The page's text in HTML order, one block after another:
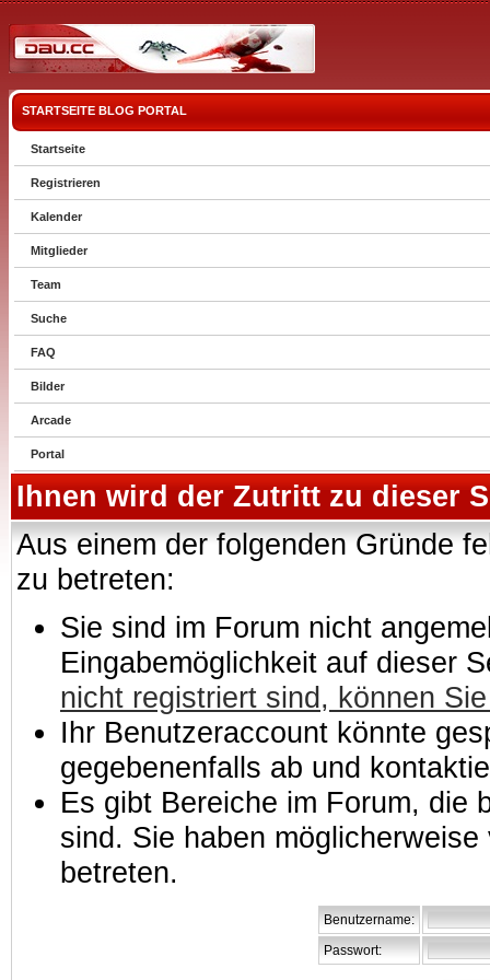
STARTSEITE BLOG PORTAL
Startseite
Registrieren
Kalender
Mitglieder
Team
Suche
FAQ
Bilder
Arcade
Portal
Ihnen wird der Zutritt zu dieser
Aus einem der folgenden Gründe
zu betreten:
Sie sind im Forum nicht
Eingabemöglichkeit auf dieser
nicht registriert sind, können
Ihr Benutzeraccount könnte
gegebenenfalls ab und
Es gibt Bereiche im Forum, die
sind. Sie haben
betreten.
Benutzername:
Passwort: